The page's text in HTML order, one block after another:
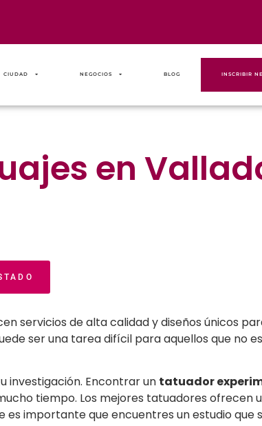
CIUDAD NEGOCIOS BLOG INSCRIBIR
en
servicios de alta calidad y diseños únicos
ser una tarea difícil para aquellos que no
investigación. Encontrar un tatuador
tiempo. Los mejores tatuadores ofrecen
importante que encuentres un estudio que